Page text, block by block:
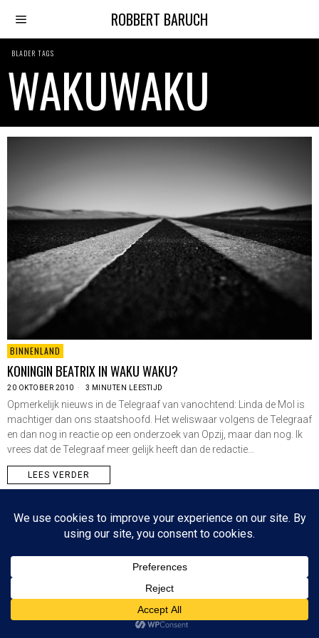
ROBBERT BARUCH
BLADER TAGS
WAKUWAKU
BINNENLAND
KONINGIN BEATRIX IN WAKU WAKU?
20 OKTOBER 2010 3 MINUTEN LEESTIJD
Opmerkelijk nieuws in de Telegraaf van vanochtend: Linda de Mol is
machtiger dan ons staatshoofd. Het weliswaar volgens de Telegraaf
en dan nog in reactie op een onderzoek van Opzij, maar dan nog. Ik
vrees dat de Telegraaf meer gelijk heeft dan de redactie…
LEES VERDER
Since 2003 © All Rights Reserved | Foto's Robbert Baruch tenzij anders vermeld
NIEUWSBRIEF CONTACT
BOVEN